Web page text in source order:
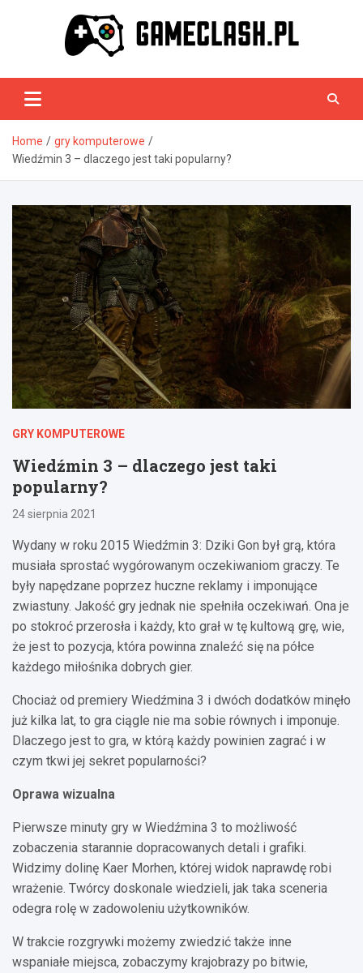
GameClash.pl
Home
gry komputerowe
Wiedźmin 3 – dlaczego jest taki popularny?
GRY KOMPUTEROWE
Wiedźmin 3 – dlaczego jest taki
popularny?
24 sierpnia 2021
Wydany w roku 2015 Wiedźmin 3: Dziki Gon był grą, która
musiała sprostać wygórowanym oczekiwaniom graczy. Te
były napędzane poprzez huczne reklamy i imponujące
zwiastuny. Jakość gry jednak nie spełniła oczekiwań. Ona je
po stokroć przerosła i każdy, kto grał w tę kultową grę, wie,
że jest to pozycja, która powinna znaleźć się na półce
każdego miłośnika dobrych gier.
Chociaż od premiery Wiedźmina 3 i dwóch dodatków minęło
już kilka lat, to gra ciągle nie ma sobie równych i imponuje.
Dlaczego jest to gra, w którą każdy powinien zagrać i w
czym tkwi jej sekret popularności?
Oprawa wizualna
Pierwsze minuty gry w Wiedźmina 3 to możliwość
zobaczenia starannie dopracowanych detali i grafiki.
Widzimy dolinę Kaer Morhen, której widok naprawdę robi
wrażenie. Twórcy doskonale wiedzieli, jak taka sceneria
odegra rolę w zadowoleniu użytkowników.
W trakcie rozgrywki możemy zwiedzić także inne
wspaniałe miejsca, zobaczymy krajobrazy po bitwie,